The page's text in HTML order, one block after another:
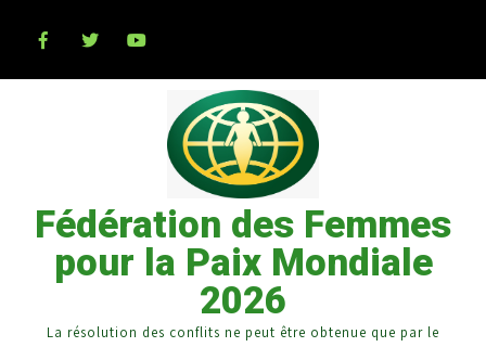
Fédération des Femmes
pour la Paix Mondiale
2026
La résolution des conflits ne peut être obtenue que par le